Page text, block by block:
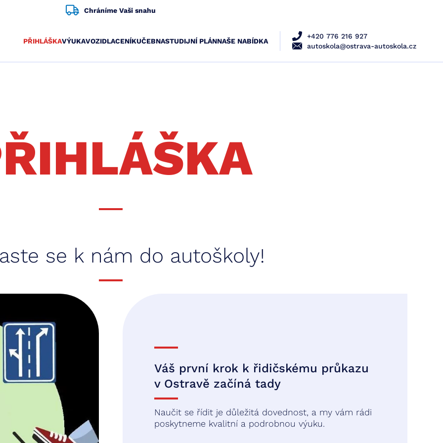
Chráníme Vaši snahu
PŘIHLÁŠKAVÝUKAVOZIDLACENÍKUČEBNASTUDIJNÍ PLÁNNAŠE NABÍDKA
+420 776 216 927
autoskola@ostrava-autoskola.cz
se k nám do autoškoly!
Váš první krok k řidičskému průkazu
v Ostravě začíná tady
Naučit se řídit je důležitá dovednost, a my vám rádi
poskytneme kvalitní a podrobnou výuku.